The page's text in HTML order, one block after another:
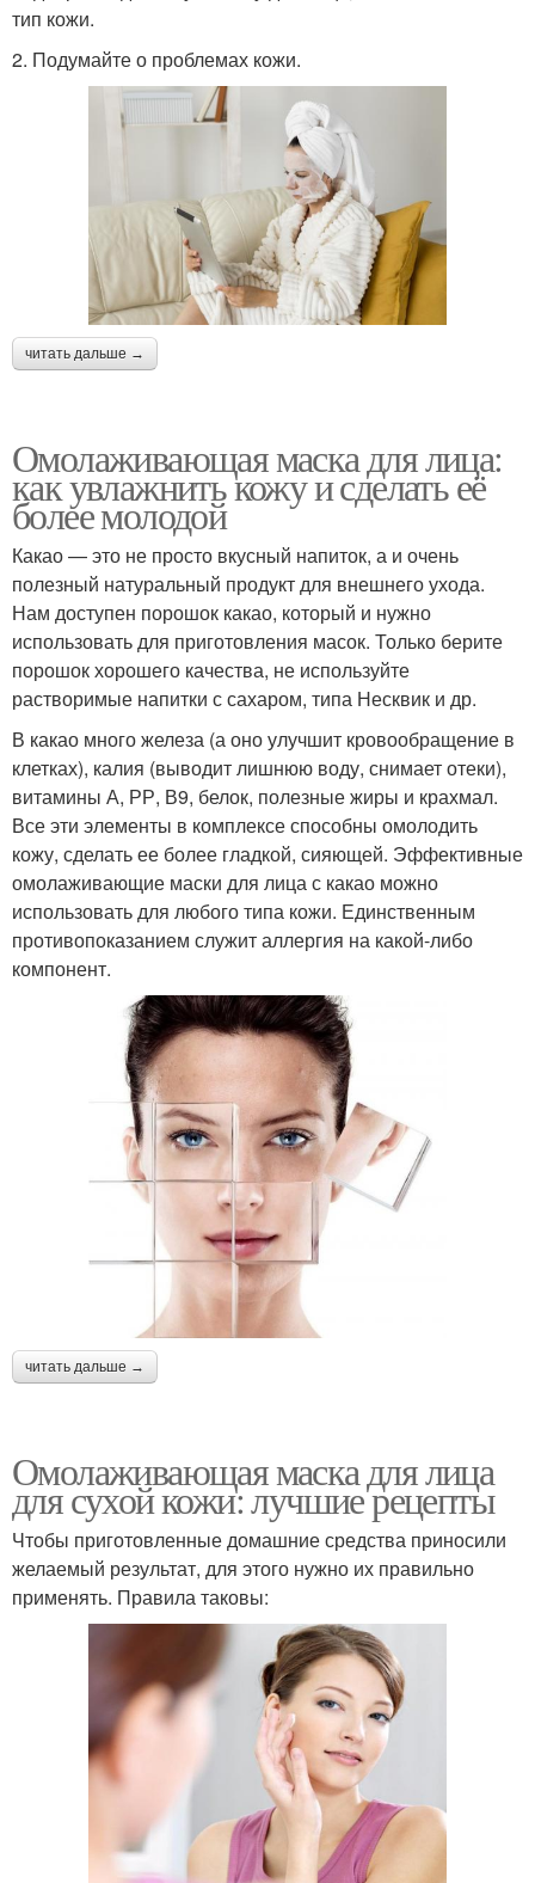
тип кожи.
2. Подумайте о проблемах кожи.
читать дальше →
Омолаживающая маска для лица:
как увлажнить кожу и сделать её
более молодой
Какао — это не просто вкусный напиток, а и очень
полезный натуральный продукт для внешнего ухода.
Нам доступен порошок какао, который и нужно
использовать для приготовления масок. Только берите
порошок хорошего качества, не используйте
растворимые напитки с сахаром, типа Несквик и др.
В какао много железа (а оно улучшит кровообращение в
клетках), калия (выводит лишнюю воду, снимает отеки),
витамины А, РР, В9, белок, полезные жиры и крахмал.
Все эти элементы в комплексе способны омолодить
кожу, сделать ее более гладкой, сияющей. Эффективные
омолаживающие маски для лица с какао можно
использовать для любого типа кожи. Единственным
противопоказанием служит аллергия на какой-либо
компонент.
читать дальше →
Омолаживающая маска для лица
для сухой кожи: лучшие рецепты
Чтобы приготовленные домашние средства приносили
желаемый результат, для этого нужно их правильно
применять. Правила таковы: